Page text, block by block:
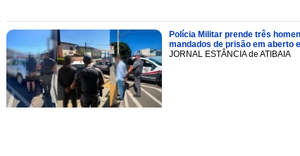
Polícia Militar prende três
mandados de prisão em aberto
JORNAL ESTÂNCIA de ATIBAIA